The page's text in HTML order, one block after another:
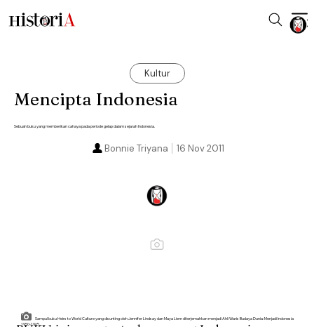
Kultur
Mencipta Indonesia
Sebuah buku yang memberikan cahaya pada periode gelap dalam sejarah Indonesia.
16 Nov 2011
Bonnie Triyana
Sampul buku Heirs to World Culture yang disunting oleh Jennifer Lindsay dan Maya Liem diterjemahkan menjadi Ahli Waris Budaya Dunia: Menjadi Indonesia
1950-1965.